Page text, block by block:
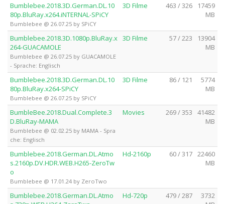
Bumblebee.2018.3D.German.DL.10
80p.BluRay.x264.iNTERNAL-SPiCY
Bumblebee @ 26.07.25 by SPiCY
3D Filme 463 / 326
17459
MB
Bumblebee.2018.3D.1080p.BluRay.x
264-GUACAMOLE
Bumblebee @ 26.07.25 by GUACAMOLE
- Sprache: Englisch
3D Filme 57 / 223
13904
MB
Bumblebee.2018.3D.German.DL.10
80p.BluRay.x264-SPiCY
Bumblebee @ 26.07.25 by SPiCY
3D Filme 86 / 121
5774
MB
BumbleBee.2018.Dual.Complete.3
D.BluRay-MAMA
Bumblebee @ 02.02.25 by MAMA - Spra
che: Englisch
Movies 269 / 353
41482
MB
Bumblebee.2018.German.DL.Atmo
s.2160p.DV.HDR.WEB.H265-ZeroTw
o
Bumblebee @ 17.01.24 by ZeroTwo
Hd-2160p 60 / 317 22460
MB
Bumblebee.2018.German.DL.Atmo
Hd-720p 479 / 287
3732